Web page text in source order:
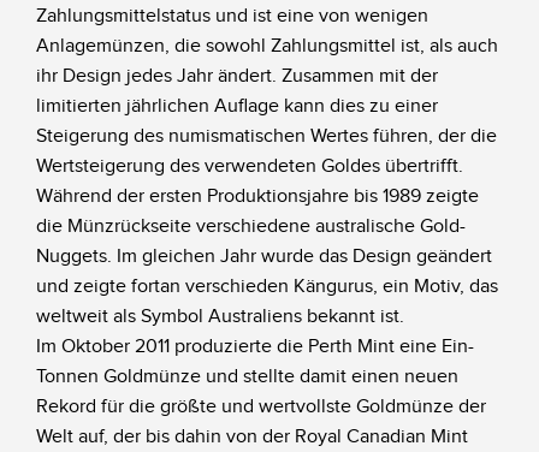
Zahlungsmittelstatus und ist eine von wenigen
Anlagemünzen, die sowohl Zahlungsmittel ist, als auch
ihr Design jedes Jahr ändert. Zusammen mit der
limitierten jährlichen Auflage kann dies zu einer
Steigerung des numismatischen Wertes führen, der die
Wertsteigerung des verwendeten Goldes übertrifft.
Während der ersten Produktionsjahre bis 1989 zeigte
die Münzrückseite verschiedene australische Gold-
Nuggets. Im gleichen Jahr wurde das Design geändert
und zeigte fortan verschieden Kängurus, ein Motiv, das
weltweit als Symbol Australiens bekannt ist.
Im Oktober 2011 produzierte die Perth Mint eine Ein-
Tonnen Goldmünze und stellte damit einen neuen
Rekord für die größte und wertvollste Goldmünze der
Welt auf, der bis dahin von der Royal Canadian Mint